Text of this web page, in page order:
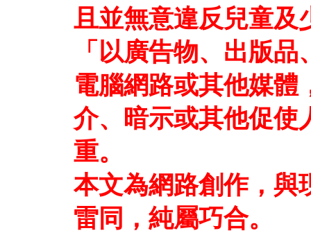
且並無意違反兒童及
「以廣告物、出版
電腦網路或其他媒體
介、暗示或其他促使
重。
本文為網路創作，與
雷同，純屬巧合。